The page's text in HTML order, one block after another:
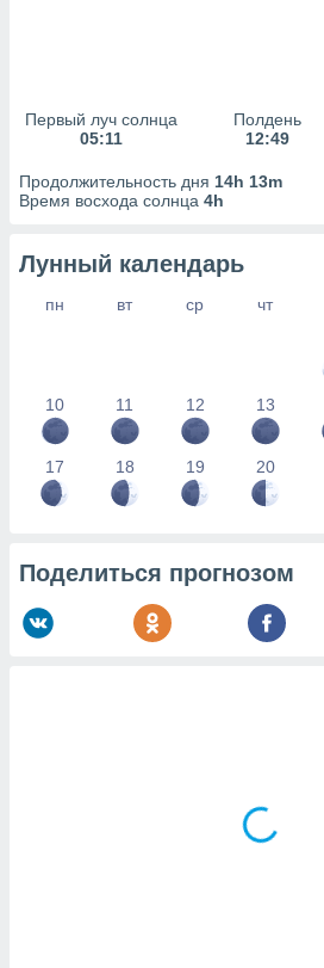
Первый луч солнца
05:11
Полдень
12:49
Продолжительность дня 14h 13m
Время восхода солнца 4h
Лунный календарь
пн вт ср чт
10 11 12 13
17 18 19 20
Поделиться прогнозом